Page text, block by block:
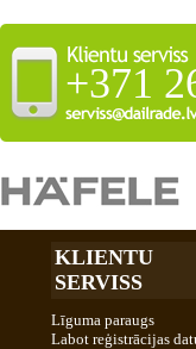
+371
KLIENTU
SERVISS
Līguma paraugs
Labot reģistrācijas